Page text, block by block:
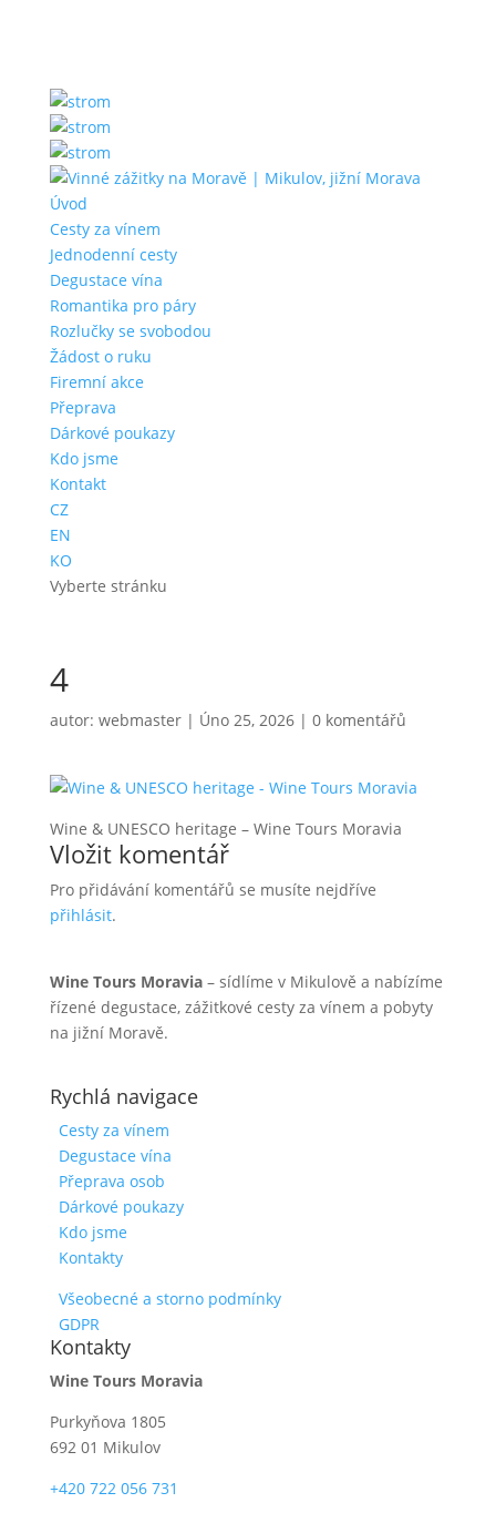
Úvod
Cesty za vínem
Jednodenní cesty
Degustace vína
Romantika pro páry
Rozlučky se svobodou
Žádost o ruku
Firemní akce
Přeprava
Dárkové poukazy
Kdo jsme
Kontakt
CZ
EN
KO
Vyberte stránku
4
autor: webmaster| Úno 25, 2026| 0 komentářů
Wine & UNESCO heritage – Wine Tours Moravia
Vložit komentář
Pro přidávání komentářů se musíte nejdříve
přihlásit.
Wine Tours Moravia– sídlíme v Mikulově a nabízíme
řízené degustace, zážitkové cesty za vínem a pobyty
na jižní Moravě.
Rychlá navigace
Cesty za vínem
Degustace vína
Přeprava osob
Dárkové poukazy
Kdo jsme
Kontakty
Všeobecné a storno podmínky
GDPR
Kontakty
Wine Tours Moravia
Purkyňova 1805
692 01 Mikulov
+420 722 056 731